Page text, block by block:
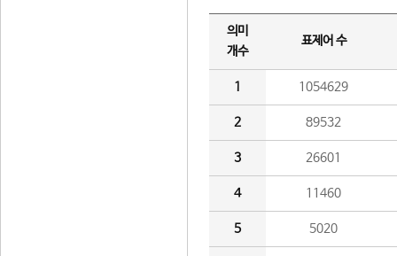
의미
개수
표제어 수
1 1054629
2 89532
3 26601
4 11460
5 5020